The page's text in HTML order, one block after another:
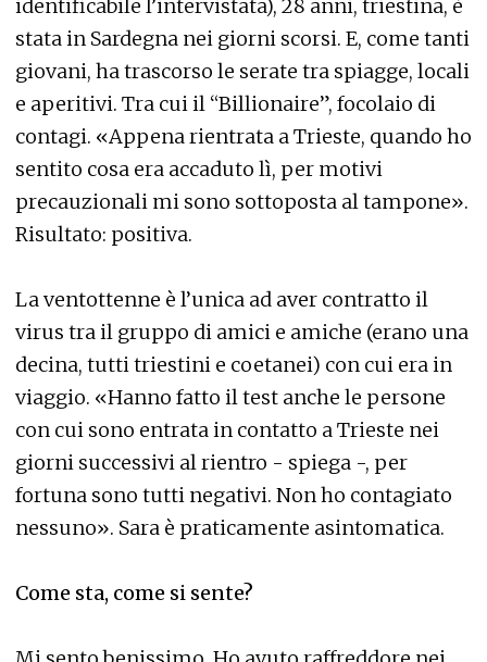
identificabile l’intervistata), 28 anni, triestina, è
stata in Sardegna nei giorni scorsi. E, come tanti
giovani, ha trascorso le serate tra spiagge, locali
e aperitivi. Tra cui il “Billionaire”, focolaio di
contagi. «Appena rientrata a Trieste, quando ho
sentito cosa era accaduto lì, per motivi
precauzionali mi sono sottoposta al tampone».
Risultato: positiva.
La ventottenne è l’unica ad aver contratto il
virus tra il gruppo di amici e amiche (erano una
decina, tutti triestini e coetanei) con cui era in
viaggio. «Hanno fatto il test anche le persone
con cui sono entrata in contatto a Trieste nei
giorni successivi al rientro - spiega -, per
fortuna sono tutti negativi. Non ho contagiato
nessuno». Sara è praticamente asintomatica.
Come sta, come si sente?